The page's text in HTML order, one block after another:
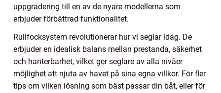
uppgradering till en av de nyare modellerna som
erbjuder förbättrad funktionalitet.
Rullfocksystem revolutionerar hur vi seglar idag. De
erbjuder en idealisk balans mellan prestanda, säkerhet
och hanterbarhet, vilket ger seglare av alla nivåer
möjlighet att njuta av havet på sina egna villkor. För fler
tips om vilken lösning som bäst passar din båt, eller för